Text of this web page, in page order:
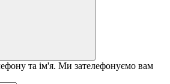
та ім'я. Ми зателефонуємо вам